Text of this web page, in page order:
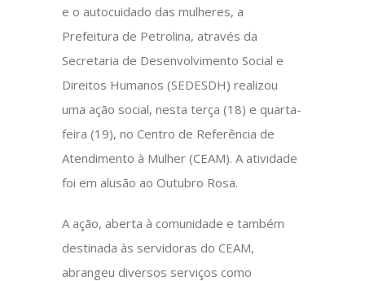
e o autocuidado das mulheres, a
Prefeitura de Petrolina, através da
Secretaria de Desenvolvimento Social e
Direitos Humanos (SEDESDH) realizou
uma ação social, nesta terça (18) e quarta-
feira (19), no Centro de Referência de
Atendimento à Mulher (CEAM). A atividade
foi em alusão ao Outubro Rosa.
A ação, aberta à comunidade e também
destinada às servidoras do CEAM,
abrangeu diversos serviços como